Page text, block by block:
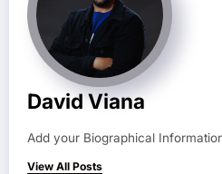
David Viana
Add your Biographical
View All Posts